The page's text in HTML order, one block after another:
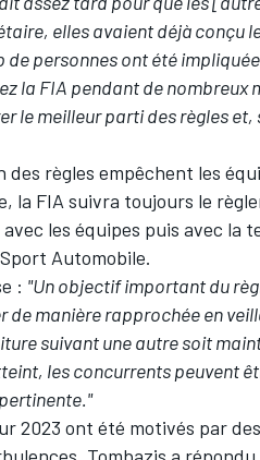
elles avaient déjà conçu
personnes ont été
la FIA pendant de nombreux
le meilleur parti des règles et,
des règles empêchent les
la FIA suivra toujours le
les équipes puis avec la
Automobile.
: "Un objectif important du
manière rapprochée en
suivant une autre soit
les concurrents peuvent
2023 ont été motivés par